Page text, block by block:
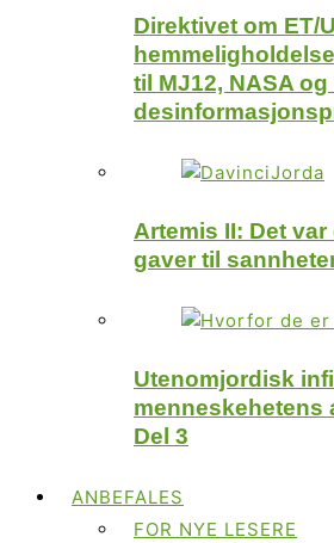
Direktivet om ET/
til MJ12, NASA
Artemis II: Det var
gaver til
Utenomjordisk
menneskehetens
Del 3
ANBEFALES
FOR NYE LESERE